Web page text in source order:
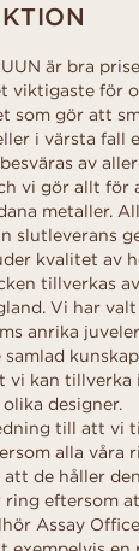
är bra
viktigaste för
som gör att
i värsta fall
av
vi gör allt för
metaller.
slutleverans
kvalitet av
tillverkas
Vi har
anrika
vi kan
designer.
till att vi
alla våra
de håller
ring eftersom
Assay